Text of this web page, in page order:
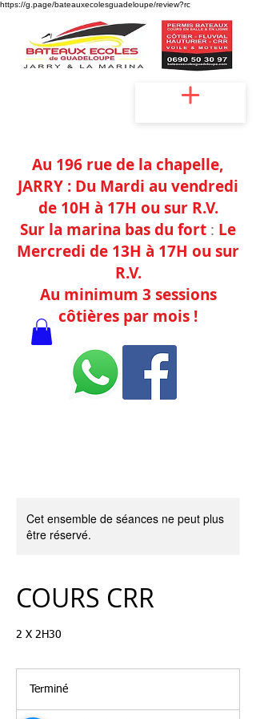
https://g.page/bateauxecolesguadeloupe/review?rc
Au 196 rue de la chapelle,
JARRY : Du Mardi au vendredi
de 10H à 17H ou sur R.V.
Sur la marina bas du fort : Le
Mercredi de 13H à 17H ou sur
R.V.
Au minimum 3 sessions
côtières par mois !
Agréments : Jarry -n°097138/2022 / La
marina -n°097142/202
Cet ensemble de séances ne peut plus
être réservé.
COURS CRR
2 X 2H30
Terminé